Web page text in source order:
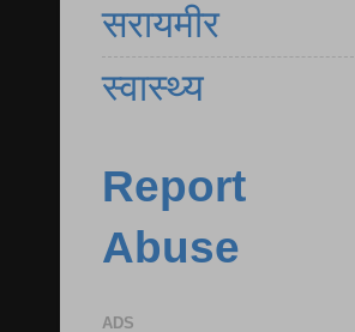
सरायमीर
स्वास्थ्य
Report
Abuse
ADS